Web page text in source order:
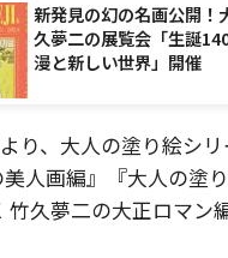
新発見の幻の名画公開！
久夢二の展覧会「生誕
漫と新しい世界」開催
り、大人の塗り絵シ
人画編』『大人の塗
竹久夢二の大正ロマン